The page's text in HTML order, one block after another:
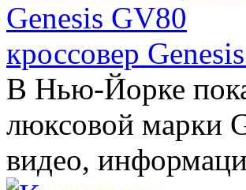
кроссовер
В Нью-Йорке
люксовой марки
видео,